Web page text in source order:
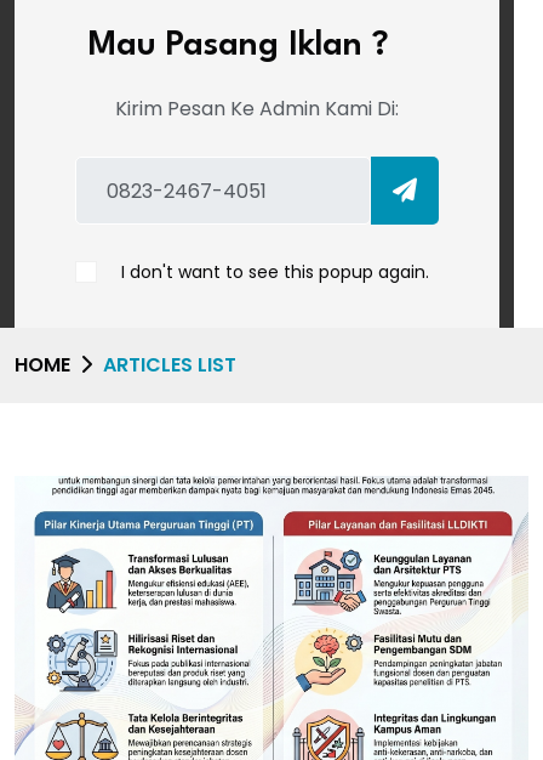
Mau Pasang Iklan ?
Kirim Pesan Ke Admin Kami Di:
I don't want to see this popup again.
HOME ARTICLES LIST